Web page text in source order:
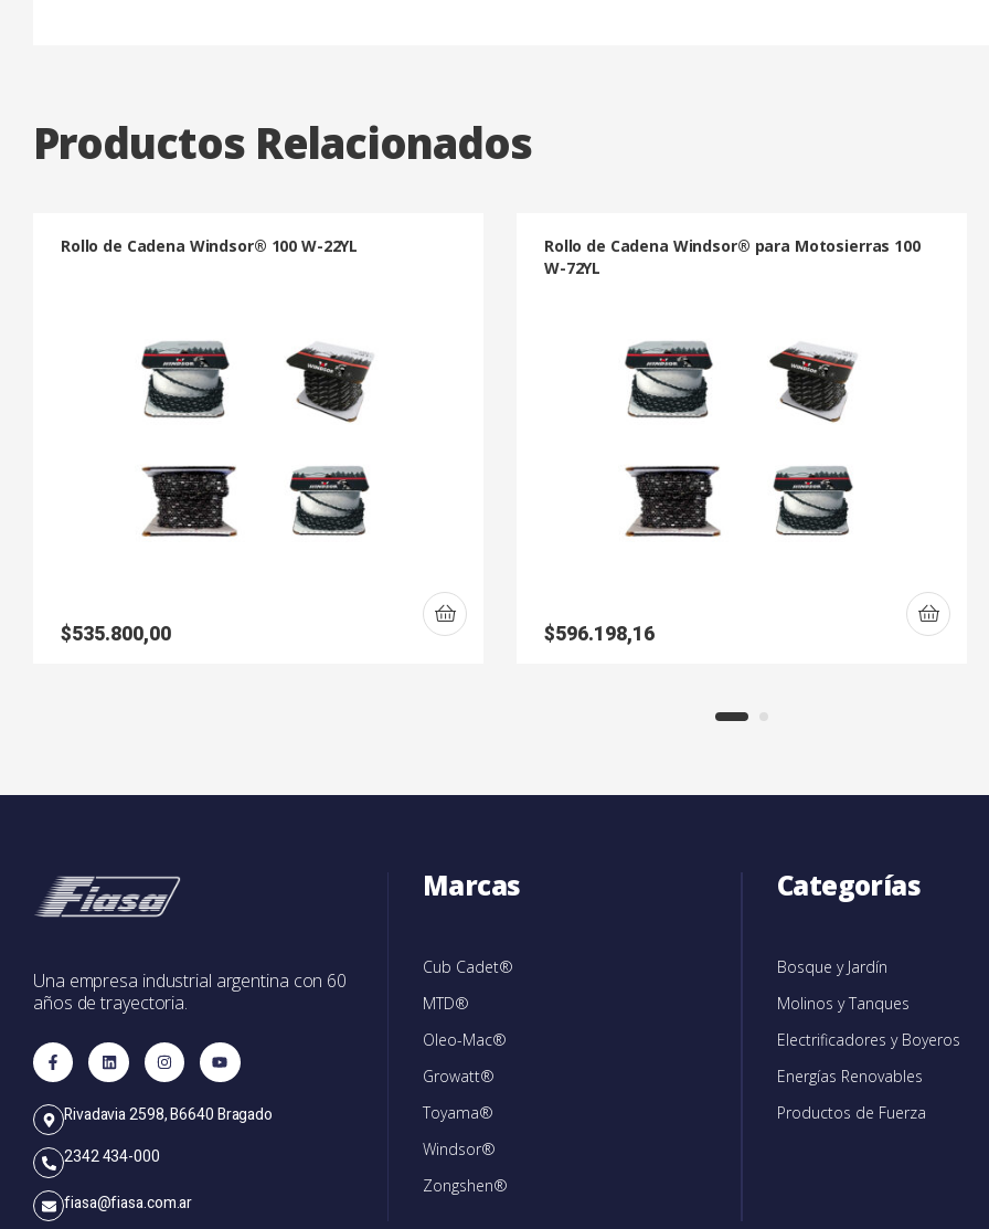
Productos Relacionados
Rollo de Cadena Windsor® 100 W-22YL
$535.800,00
Rollo de Cadena Windsor® para Motosierras 100
W-72YL
$596.198,16
Una empresa industrial argentina con 60
años de trayectoria.
Rivadavia 2598, B6640 Bragado
2342 434-000
fiasa@fiasa.com.ar
Marcas
Cub Cadet®
MTD®
Oleo-Mac®
Growatt®
Toyama®
Windsor®
Zongshen®
Categorías
Bosque y Jardín
Molinos y Tanques
Electrificadores y Boyeros
Energías Renovables
Productos de Fuerza